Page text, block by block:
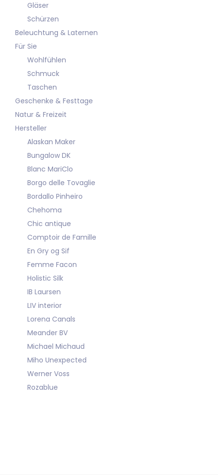
Gläser
Schürzen
Beleuchtung & Laternen
Für Sie
Wohlfühlen
Schmuck
Taschen
Geschenke & Festtage
Natur & Freizeit
Hersteller
Alaskan Maker
Bungalow DK
Blanc MariClo
Borgo delle Tovaglie
Bordallo Pinheiro
Chehoma
Chic antique
Comptoir de Famille
En Gry og Sif
Femme Facon
Holistic Silk
IB Laursen
LIV interior
Lorena Canals
Meander BV
Michael Michaud
Miho Unexpected
Werner Voss
Rozablue